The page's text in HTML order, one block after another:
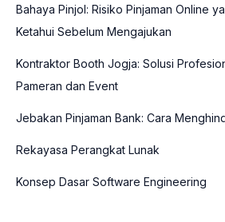
Bahaya Pinjol: Risiko Pinjaman Online
Ketahui Sebelum Mengajukan
Kontraktor Booth Jogja: Solusi
Pameran dan Event
Jebakan Pinjaman Bank: Cara
Rekayasa Perangkat Lunak
Konsep Dasar Software Engineering